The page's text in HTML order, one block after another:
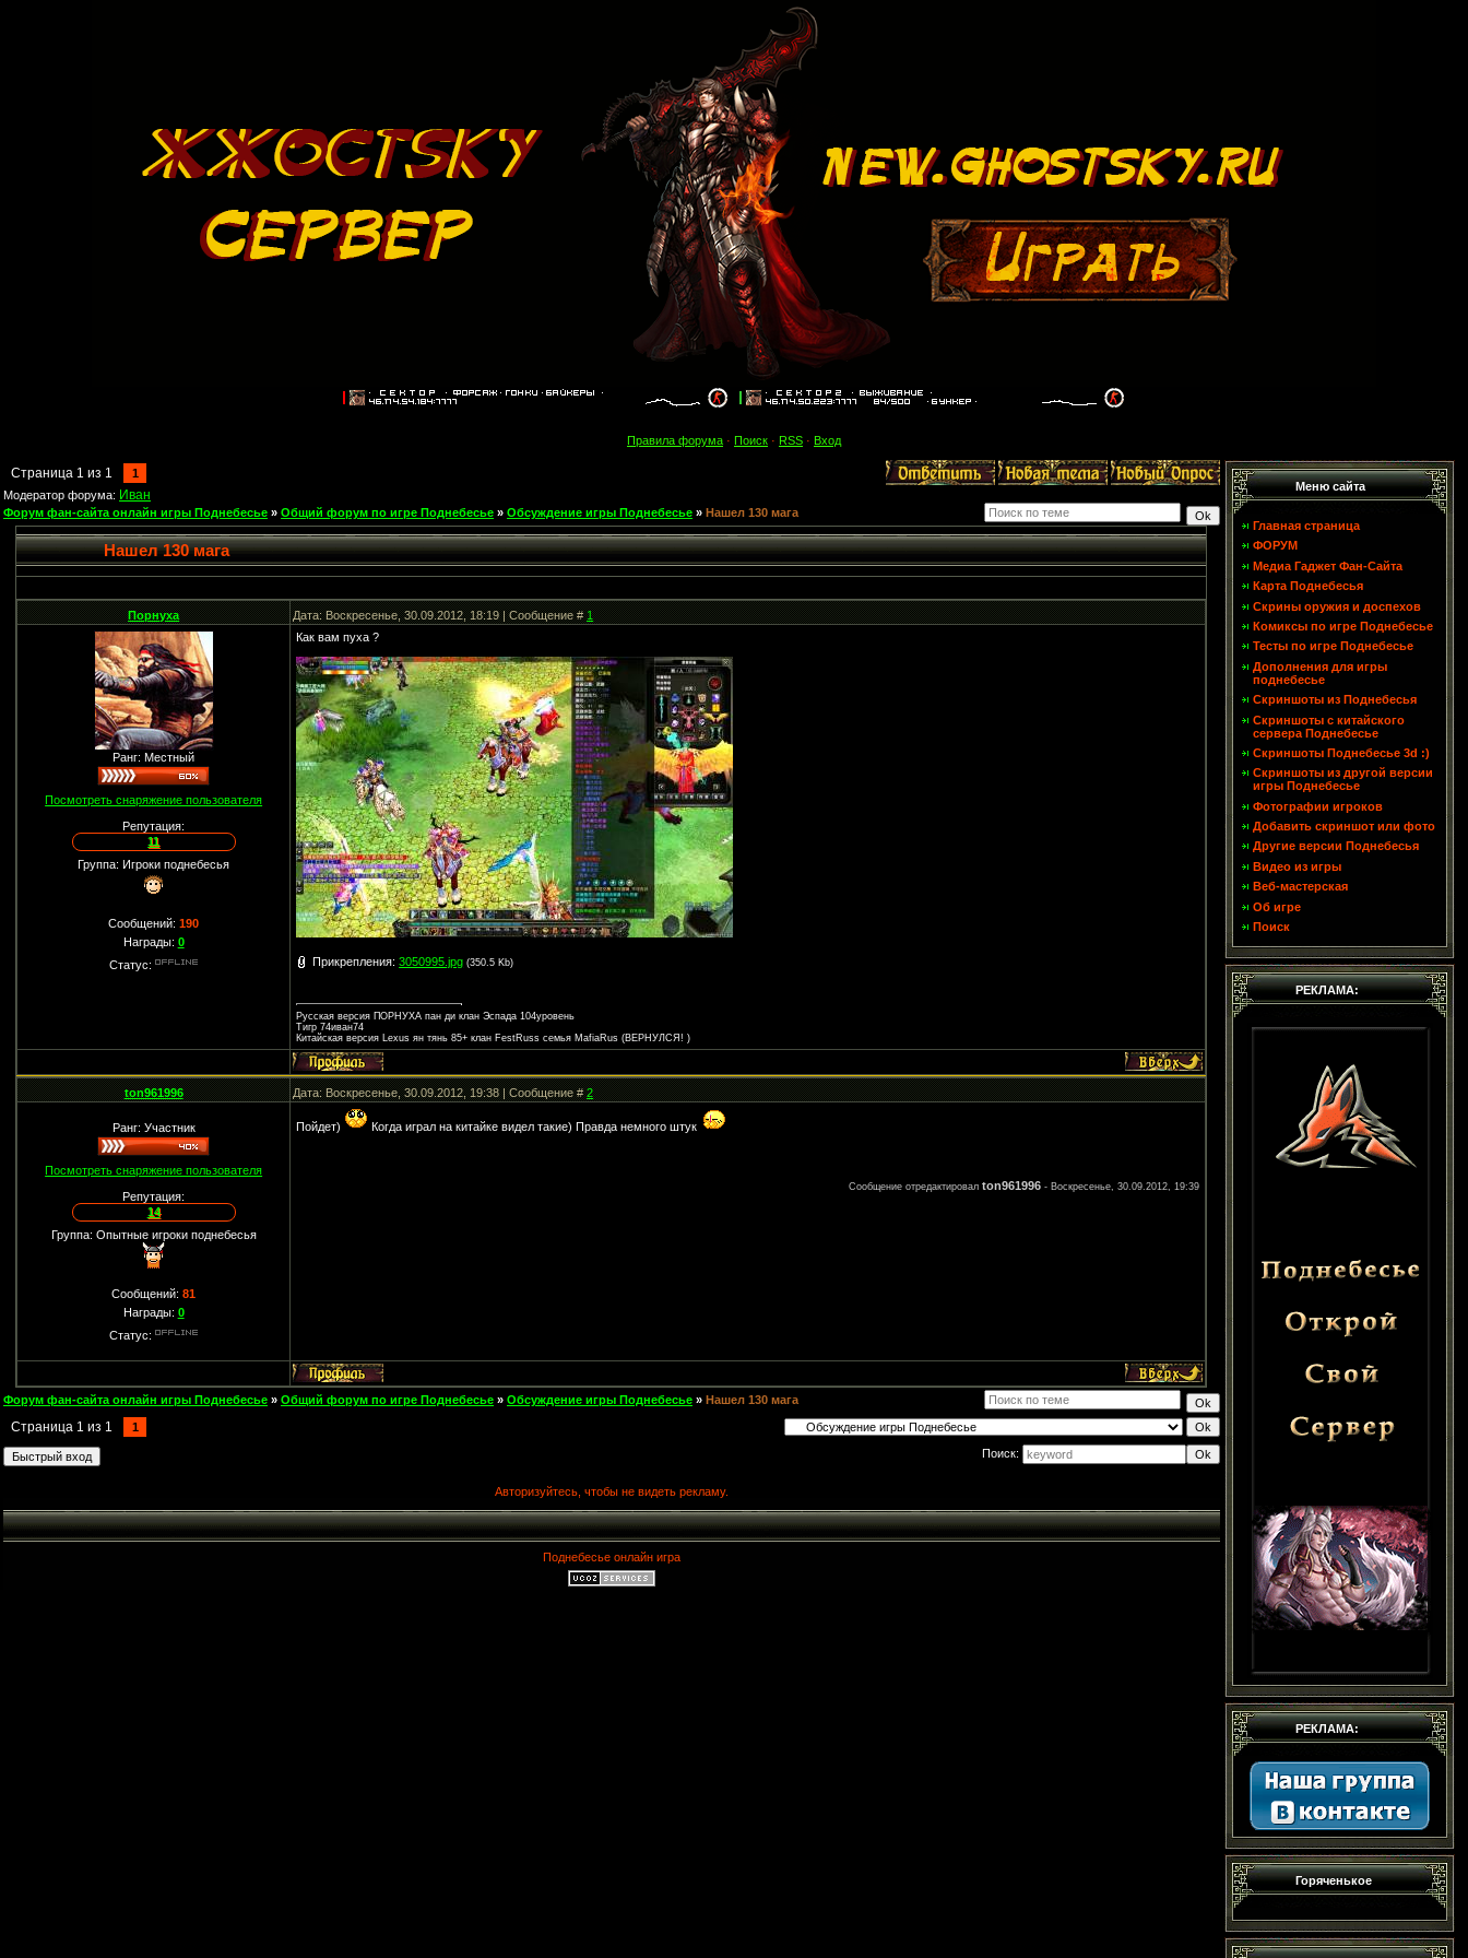
Правила форума · Поиск · RSS · Вход
Страница 1 из 1
1
Модератор форума: Иван
Форум фан-сайта онлайн игры Поднебесье » Общий форум по игре Поднебесье » Обсуждение игры Поднебесье » Нашел 130 мага
Нашел 130 мага
Порнуха Дата: Воскресенье, 30.09.2012, 18:19 | Сообщение #1
Ранг: Местный
Посмотреть снаряжение пользователя
Репутация:
11
Группа: Игроки поднебесья
Сообщений:190
Награды: 0
Статус:
Как вам пуха ?
Прикрепления:3050995.jpg (350.5 Kb)
Русская версия ПОРНУХА пан ди клан Эспада 104уровень
Тигр 74иван74
Китайская версия Lexus ян тянь 85+ клан FestRuss семья MafiaRus (ВЕРНУЛСЯ! )
ton961996 Дата: Воскресенье, 30.09.2012, 19:38 | Сообщение #2
Ранг: Участник
Посмотреть снаряжение пользователя
Репутация:
14
Группа: Опытные игроки поднебесья
Сообщений:81
Награды: 0
Статус:
Пойдет) Когда играл на китайке видел такие) Правда немного штук
Сообщение отредактировалton961996 - Воскресенье, 30.09.2012, 19:39
Форум фан-сайта онлайн игры Поднебесье » Общий форум по игре Поднебесье » Обсуждение игры Поднебесье » Нашел 130 мага
Страница 1 из 1
1
Поиск:
Авторизуйтесь, чтобы не видеть рекламу.
Поднебесье онлайн игра
Меню сайта
Главная страница
ФОРУМ
Медиа Гаджет Фан-Сайта
Карта Поднебесья
Скрины оружия и доспехов
Комиксы по игре Поднебесье
Тесты по игре Поднебесье
Дополнения для игры
поднебесье
Скриншоты из Поднебесья
Скриншоты с китайского
сервера Поднебесье
Скриншоты Поднебесье 3d :)
Скриншоты из другой версии
игры Поднебесье
Фотографии игроков
Добавить скриншот или фото
Другие версии Поднебесья
Видео из игры
Веб-мастерская
Об игре
Поиск
РЕКЛАМА:
РЕКЛАМА:
Горяченькое